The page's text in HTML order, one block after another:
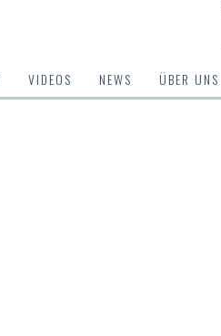
VIDEOS NEWS ÜBER UNS